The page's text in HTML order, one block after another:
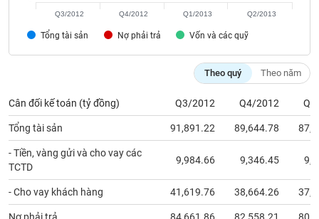
Tổng tài sản Nợ phải trả Vốn và các quỹ
Q3/2012 Q4/2012 Q1/2013 Q2/2013
Theo quý Theo năm
Cân đối kế toán (tỷ đồng) Q3/2012 Q4/2012
Tổng tài sản 91,891.22 89,644.78
- Tiền, vàng gửi và cho vay các
TCTD
9,984.66 9,346.45
- Cho vay khách hàng 41,619.76 38,664.26
tích
ngữ
(-)
Dịch
vụ
(-)